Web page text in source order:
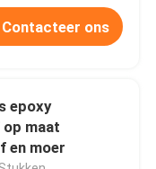
Contacteer ons
epoxy
maat
en moer